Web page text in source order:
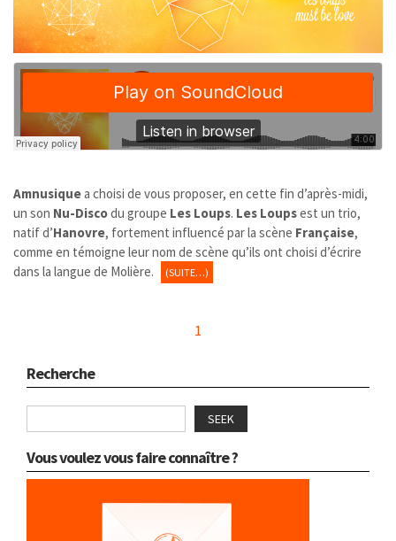
Amnusiquea choisi de vous proposer, en cette fin d’après-midi,
un son Nu-Discodu groupe Les Loups. Les Loupsest un trio,
natif d’Hanovre, fortement influencé par la scène Française,
comme en témoigne leur nom de scène qu’ils ont choisi d’écrire
dans la langue de Molière.
(SUITE…)
1
Recherche
SEEK
Vous voulez vous faire connaître ?